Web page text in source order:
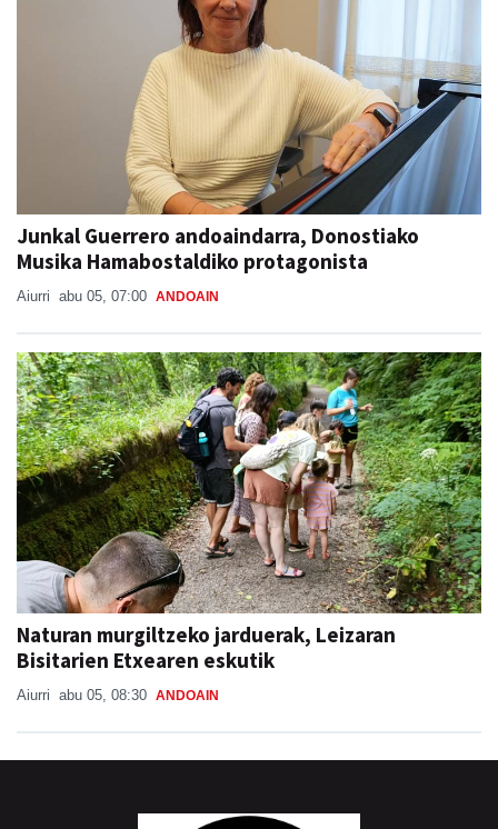
Junkal Guerrero andoaindarra, Donostiako
Musika Hamabostaldiko protagonista
Aiurri abu 05, 07:00 ANDOAIN
Naturan murgiltzeko jarduerak, Leizaran
Bisitarien Etxearen eskutik
Aiurri abu 05, 08:30 ANDOAIN